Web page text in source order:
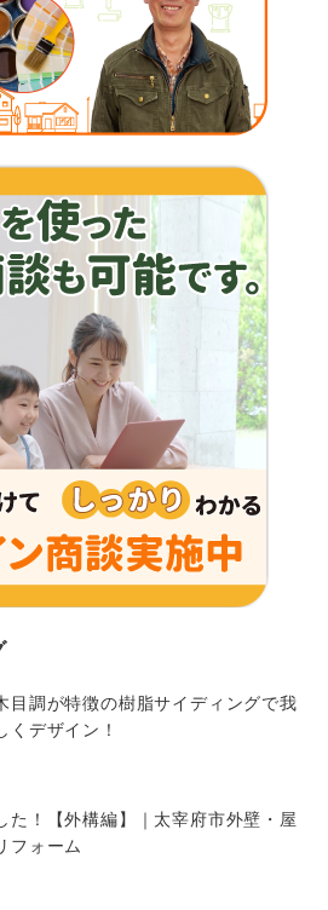
目調が特徴の樹脂サイディングで我
くデザイン！
た！【外構編】｜太宰府市外壁・屋
フォーム